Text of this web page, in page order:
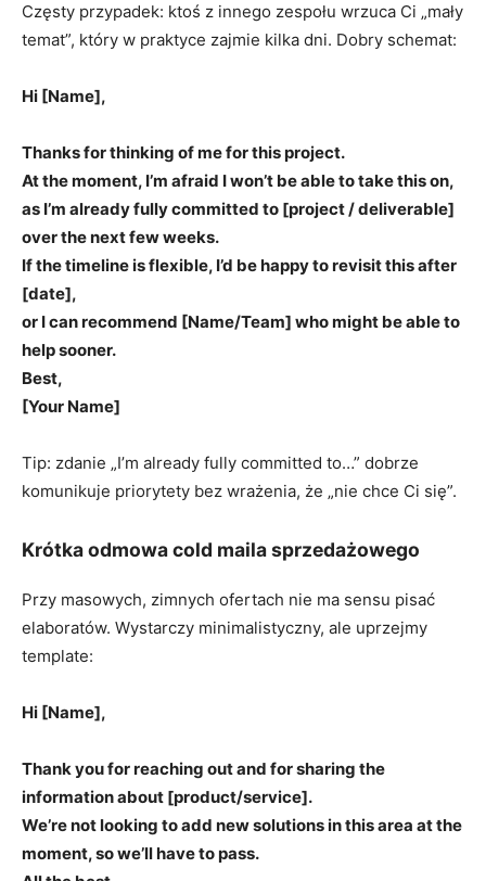
Częsty przypadek: ktoś z innego zespołu wrzuca Ci „mały
temat”, który w praktyce zajmie kilka dni. Dobry schemat:
Hi [Name],
Thanks for thinking of me for this project.
At the moment, I’m afraid I won’t be able to take this on,
as I’m already fully committed to [project / deliverable]
over the next few weeks.
If the timeline is flexible, I’d be happy to revisit this after
[date],
or I can recommend [Name/Team] who might be able to
help sooner.
Best,
[Your Name]
Tip: zdanie „I’m already fully committed to…” dobrze
komunikuje priorytety bez wrażenia, że „nie chce Ci się”.
Krótka odmowa cold maila sprzedażowego
Przy masowych, zimnych ofertach nie ma sensu pisać
elaboratów. Wystarczy minimalistyczny, ale uprzejmy
template:
Hi [Name],
Thank you for reaching out and for sharing the
information about [product/service].
We’re not looking to add new solutions in this area at the
moment, so we’ll have to pass.